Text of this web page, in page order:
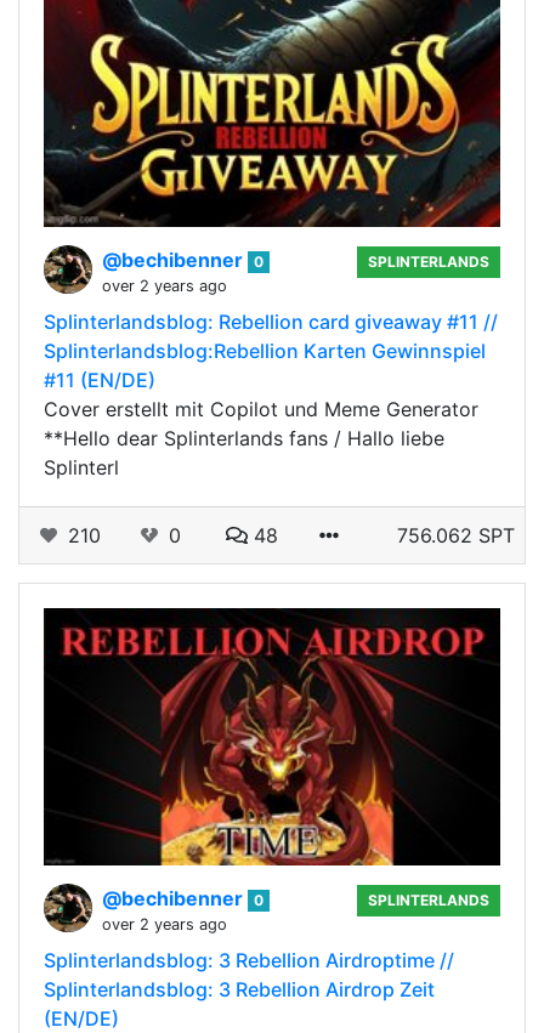
@bechibenner 0
over 2 years ago
SPLINTERLANDS
Splinterlandsblog: Rebellion card giveaway #11 //
Splinterlandsblog:Rebellion Karten Gewinnspiel
#11 (EN/DE)
Cover erstellt mit Copilot und Meme Generator
**Hello dear Splinterlands fans / Hallo liebe
Splinterl
210 0 48 756.062 SPT
@bechibenner 0
over 2 years ago
SPLINTERLANDS
Splinterlandsblog: 3 Rebellion Airdroptime //
Splinterlandsblog: 3 Rebellion Airdrop Zeit
(EN/DE)